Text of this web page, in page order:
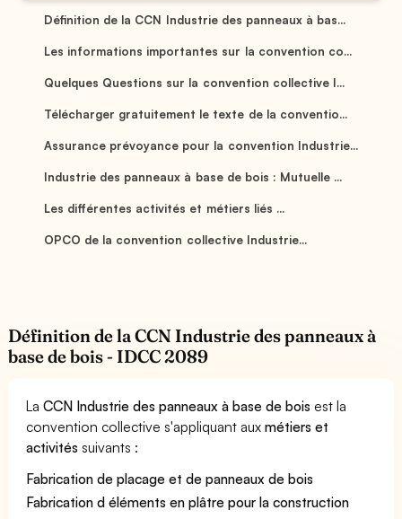
Définition de la CCN Industrie des panneaux à bas...
Les informations importantes sur la convention co...
Quelques Questions sur la convention collective I...
Télécharger gratuitement le texte de la conventio...
Assurance prévoyance pour la convention Industrie...
Industrie des panneaux à base de bois : Mutuelle ...
Les différentes activités et métiers liés ...
OPCO de la convention collective Industrie...
Définition de la CCN Industrie des panneaux à
base de bois - IDCC 2089
LaCCN Industrie des panneaux à base de bois est la
convention collective s'appliquant auxmétiers et
activités suivants :
Fabrication de placage et de panneaux de bois
Fabrication d éléments en plâtre pour la construction